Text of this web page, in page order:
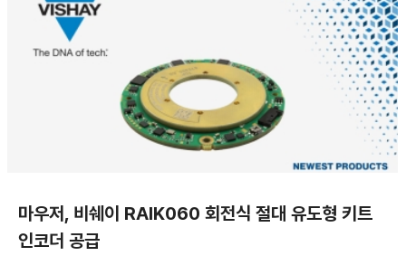
마우저, 비쉐이 RAIK060 회전식 절대 유도형 키트
인코더 공급